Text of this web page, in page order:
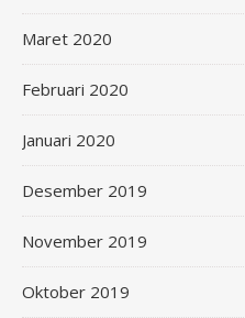
Maret 2020
Februari 2020
Januari 2020
Desember 2019
November 2019
Oktober 2019